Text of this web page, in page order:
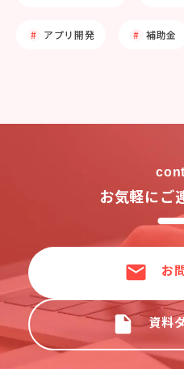
アプリ開発 補助金
お気軽にご
お
資料